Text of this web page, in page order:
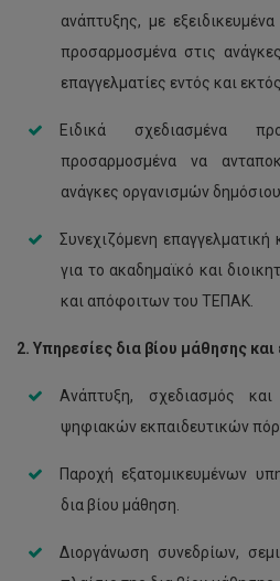
ανάπτυξης, με
προσαρμοσμένα στις
επαγγελματίες εντός και
Ειδικά σχεδιασμένα
προσαρμοσμένα να
ανάγκες οργανισμών δημόσιου
Συνεχιζόμενη
για το ακαδημαϊκό και
και απόφοιτων του ΤΕΠΑΚ.
2. Υπηρεσίες δια βίου μάθησης και
Ανάπτυξη, σχεδιασμός
ψηφιακών εκπαιδευτικών
Παροχή εξατομικευμένων
δια βίου μάθηση.
Διοργάνωση συνεδρίων,